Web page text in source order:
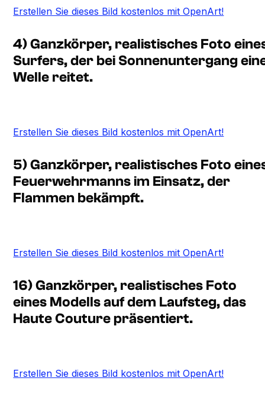
Erstellen Sie dieses Bild kostenlos mit OpenArt!
4) Ganzkörper, realistisches Foto
Surfers, der bei Sonnenuntergang
Welle reitet.
Erstellen Sie dieses Bild kostenlos mit OpenArt!
5) Ganzkörper, realistisches Foto
Feuerwehrmanns im Einsatz, der
Flammen bekämpft.
Erstellen Sie dieses Bild kostenlos mit OpenArt!
16) Ganzkörper, realistisches Foto
eines Modells auf dem Laufsteg, das
Haute Couture präsentiert.
Erstellen Sie dieses Bild kostenlos mit OpenArt!